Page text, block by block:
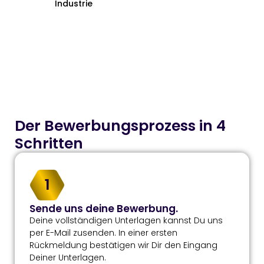
Industrie
Der Bewerbungs­prozess in 4
Schritten
1
Sende uns deine Bewerbung.
Deine vollständigen Unterlagen kannst Du uns
per E-Mail zusenden. In einer ersten
Rückmeldung bestätigen wir Dir den Eingang
Deiner Unterlagen.